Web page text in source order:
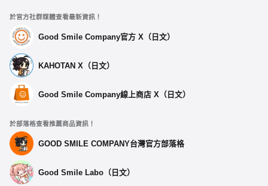
於官方社群媒體查看最新資訊！
Good Smile Company官方 X（日文）
KAHOTAN X（日文）
Good Smile Company線上商店 X（日文）
於部落格查看推薦商品資訊！
GOOD SMILE COMPANY台灣官方部落格
Good Smile Labo（日文）